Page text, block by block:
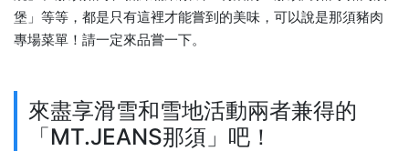
堡」等等，都是只有這裡才能嘗到的美味，可以說是那須豬肉
專場菜單！請一定來品嘗一下。
來盡享滑雪和雪地活動兩者兼得的
「MT.JEANS那須」吧！